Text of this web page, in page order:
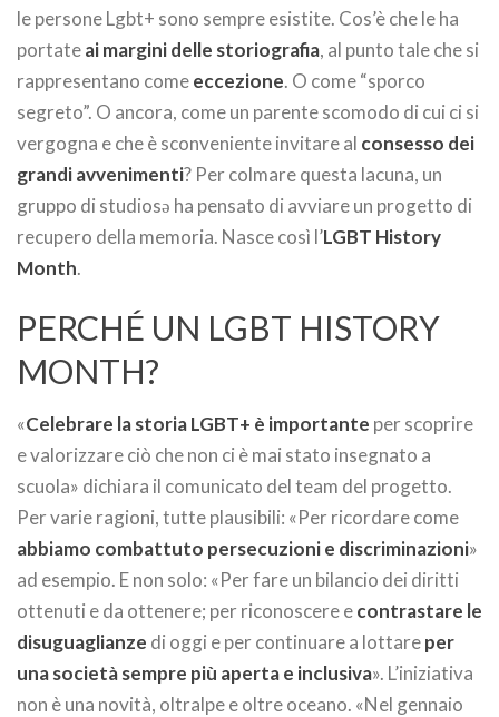
le persone Lgbt+ sono sempre esistite. Cos’è che le ha
portateai margini delle storiografia, al punto tale che si
rappresentano comeeccezione. O come “sporco
segreto”. O ancora, come un parente scomodo di cui ci si
vergogna e che è sconveniente invitare al consesso dei
grandi avvenimenti? Per colmare questa lacuna, un
gruppo di studiosə ha pensato di avviare un progetto di
recupero della memoria. Nasce così l’LGBT History
Month.
PERCHÉ UN LGBT HISTORY
MONTH?
«Celebrare la storia LGBT+ è importante per scoprire
e valorizzare ciò che non ci è mai stato insegnato a
scuola» dichiara il comunicato del team del progetto.
Per varie ragioni, tutte plausibili: «Per ricordare come
abbiamo combattuto persecuzioni e discriminazioni»
ad esempio. E non solo: «Per fare un bilancio dei diritti
ottenuti e da ottenere; per riconoscere econtrastare le
disuguaglianze di oggi e per continuare a lottareper
una società sempre più aperta e inclusiva». L’iniziativa
non è una novità, oltralpe e oltre oceano. «Nel gennaio